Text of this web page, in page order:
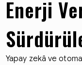
Enerji
Yapay zekâ ve